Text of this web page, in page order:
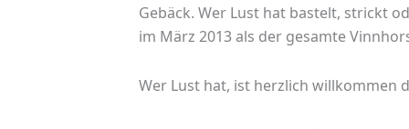
Gebäck. Wer Lust hat bastelt, strickt
im März 2013 als der gesamte
Wer Lust hat, ist herzlich willkommen